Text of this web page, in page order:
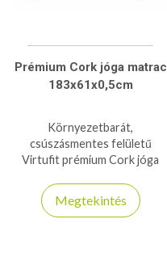
Prémium Cork jóga matrac
183x61x0,5cm
Környezetbarát,
csúszásmentes felületű
Virtufit prémium Cork jóga
anyagok és a maximális
kényelem szerelmeseinek.
Megtekintés